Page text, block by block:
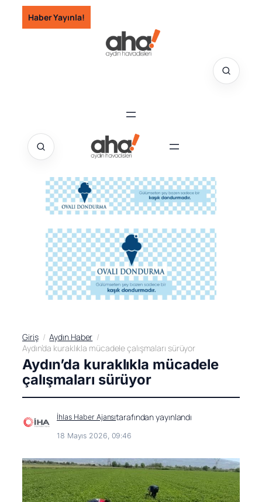
İçeriğe
geç
Haber Yayınla!
Giriş
Aydın Haber
Aydın’da kuraklıkla mücadele çalışmaları sürüyor
Aydın’da kuraklıkla mücadele
çalışmaları sürüyor
İhlas Haber Ajansıtarafından yayınlandı
18 Mayıs 2026, 09:46